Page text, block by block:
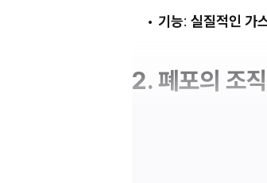
• 기능: 실질적인 가
2. 폐포의 조